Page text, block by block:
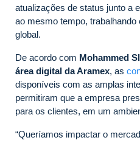
atualizações de status junto a
ao mesmo tempo,
global.
De acordo com Mohammed
área digital da Aramex, as
disponíveis com as amplas
permitiram que a empresa
para os clientes, em um
“Queríamos impactar o